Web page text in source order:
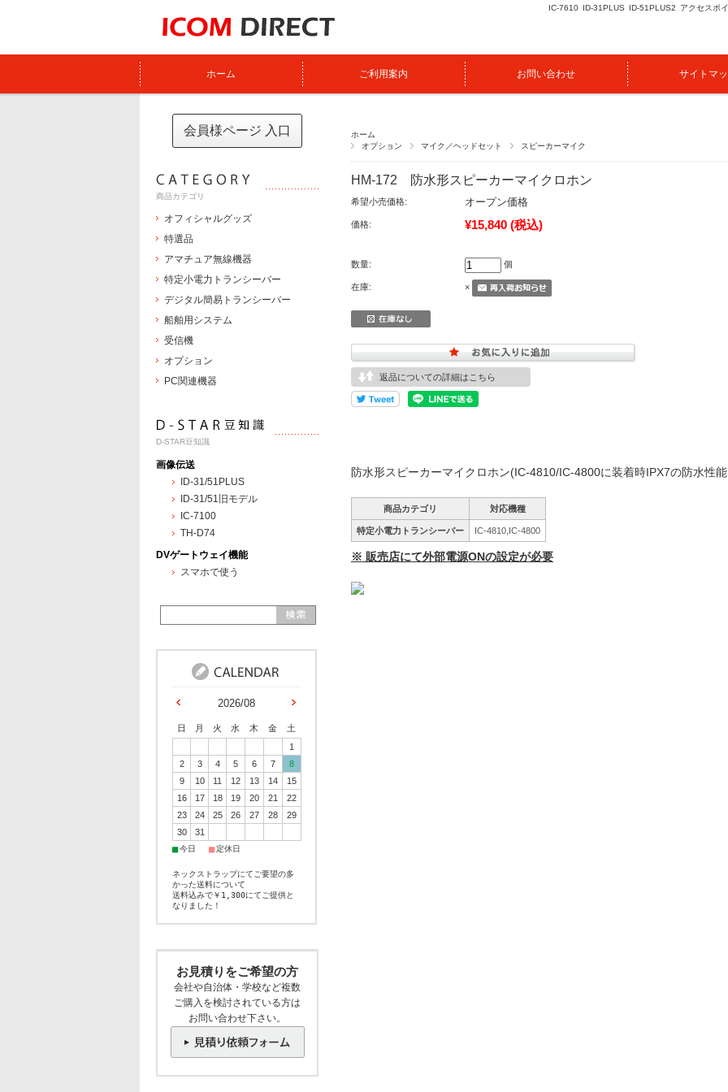
IC-7610 ID-31PLUS ID-51PLUS2 アクセスポ
ホーム ご利用案内 お問い合わせ サイトマ
ホーム
オプション
マイク／ヘッドセット スピーカーマイク
HM-172 防水形スピーカーマイクロホン
希望小売価格: オープン価格
価格: ¥15,840 (税込)
数量: 個
在庫: ×
返品についての詳細はこちら
防水形スピーカーマイクロホン(IC-4810/IC-4800に装着時IPX7の防水性
商品カテゴリ 対応機種
特定小電力トランシーバー IC-4810,IC-4800
※ 販売店にて外部電源ONの設定が必要
会員様ページ 入口
商品カテゴリ
オフィシャルグッズ
特選品
アマチュア無線機器
特定小電力トランシーバー
デジタル簡易トランシーバー
船舶用システム
受信機
オプション
PC関連機器
D-STAR豆知識
画像伝送
ID-31/51PLUS
ID-31/51旧モデル
IC-7100
TH-D74
DVゲートウェイ機能
スマホで使う
2026/08
日 月 火 水 木 金
土
1
2
3 4 5 6 7
8
9
10 11 12 13 14
15
16
17 18 19 20 21
22
23
24 25 26 27 28
29
30
31
■今日 ■定休日
ネックストラップにてご要望の多
かった送料について
送料込みで￥1,300にてご提供と
なりました！
お見積りをご希望の方
会社や自治体・学校など複数
ご購入を検討されている方は
お問い合わせ下さい。